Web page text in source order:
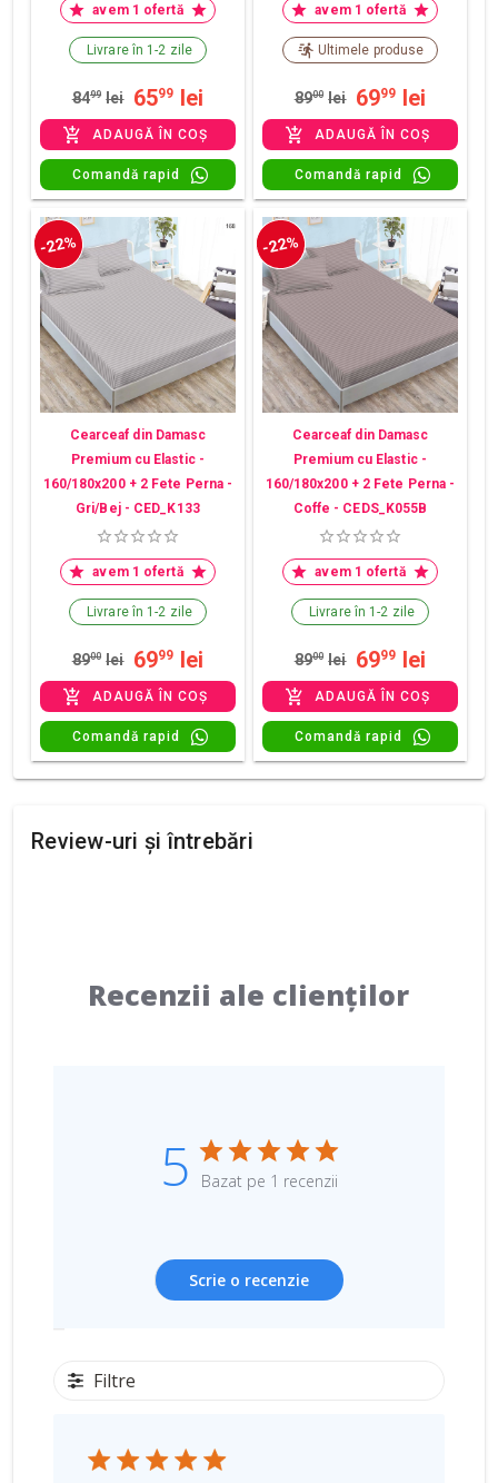
avem 1 ofertă
Livrare în 1-2 zile
8499 lei 6599 lei
ADAUGĂ ÎN COȘ
Comandă rapid
avem 1 ofertă
Ultimele produse
8900 lei 6999 lei
ADAUGĂ ÎN COȘ
Comandă rapid
-22%
Cearceaf din Damasc
Premium cu Elastic -
160/180x200 + 2 Fete Perna -
Gri/Bej - CED_K133
avem 1 ofertă
Livrare în 1-2 zile
8900 lei 6999 lei
ADAUGĂ ÎN COȘ
Comandă rapid
-22%
Cearceaf din Damasc
Premium cu Elastic -
160/180x200 + 2 Fete Perna -
Coffe - CEDS_K055B
avem 1 ofertă
Livrare în 1-2 zile
8900 lei 6999 lei
ADAUGĂ ÎN COȘ
Comandă rapid
Review-uri și întrebări
Recenzii ale clienților
5 Bazat pe 1 recenzii
Scrie o recenzie
Filtre